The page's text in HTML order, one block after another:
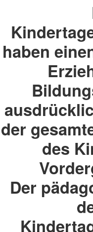
haben
der
des
Der